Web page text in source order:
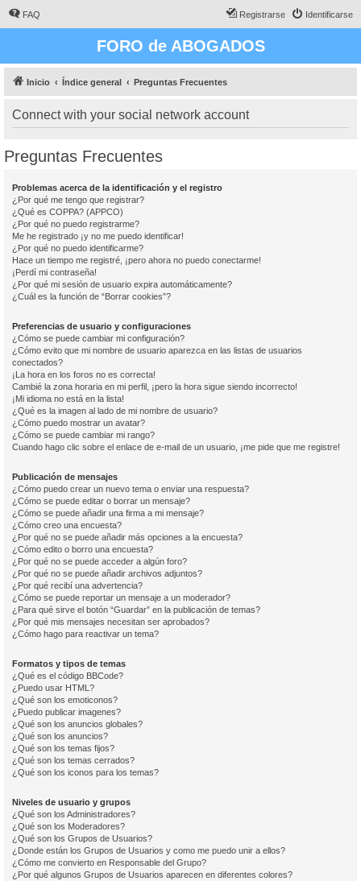
FAQ Identificarse
Registrarse
FORO de ABOGADOS
Inicio Índice general Preguntas Frecuentes
Connect with your social network account
Preguntas Frecuentes
Problemas acerca de la identificación y el registro
¿Por qué me tengo que registrar?
¿Qué es COPPA? (APPCO)
¿Por qué no puedo registrarme?
Me he registrado ¡y no me puedo identificar!
¿Por qué no puedo identificarme?
Hace un tiempo me registré, ¡pero ahora no puedo conectarme!
¡Perdí mi contraseña!
¿Por qué mi sesión de usuario expira automáticamente?
¿Cuál es la función de “Borrar cookies”?
Preferencias de usuario y configuraciones
¿Cómo se puede cambiar mi configuración?
¿Cómo evito que mi nombre de usuario aparezca en las listas de usuarios
conectados?
¡La hora en los foros no es correcta!
Cambié la zona horaria en mi perfil, ¡pero la hora sigue siendo incorrecto!
¡Mi idioma no está en la lista!
¿Qué es la imagen al lado de mi nombre de usuario?
¿Cómo puedo mostrar un avatar?
¿Cómo se puede cambiar mi rango?
Cuando hago clic sobre el enlace de e-mail de un usuario, ¡me pide que me registre!
Publicación de mensajes
¿Cómo puedo crear un nuevo tema o enviar una respuesta?
¿Cómo se puede editar o borrar un mensaje?
¿Cómo se puede añadir una firma a mi mensaje?
¿Cómo creo una encuesta?
¿Por qué no se puede añadir más opciones a la encuesta?
¿Cómo edito o borro una encuesta?
¿Por qué no se puede acceder a algún foro?
¿Por qué no se puede añadir archivos adjuntos?
¿Por qué recibí una advertencia?
¿Cómo se puede reportar un mensaje a un moderador?
¿Para qué sirve el botón “Guardar” en la publicación de temas?
¿Por qué mis mensajes necesitan ser aprobados?
¿Cómo hago para reactivar un tema?
Formatos y tipos de temas
¿Qué es el código BBCode?
¿Puedo usar HTML?
¿Qué son los emoticonos?
¿Puedo publicar imagenes?
¿Qué son los anuncios globales?
¿Qué son los anuncios?
¿Qué son los temas fijos?
¿Qué son los temas cerrados?
¿Qué son los iconos para los temas?
Niveles de usuario y grupos
¿Qué son los Administradores?
¿Qué son los Moderadores?
¿Qué son los Grupos de Usuarios?
¿Donde están los Grupos de Usuarios y como me puedo unir a ellos?
¿Cómo me convierto en Responsable del Grupo?
¿Por qué algunos Grupos de Usuarios aparecen en diferentes colores?